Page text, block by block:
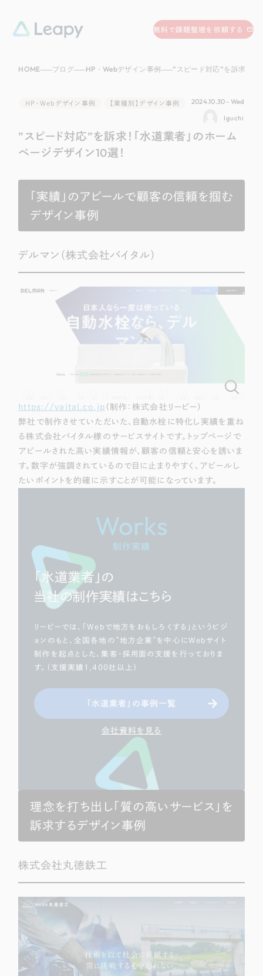
マーケティングDX支援
Webサイト制作
コーポレートサイト制作
ECサイト制作
ブランドサイト制作
リープ・プロジェクト ／マーケティング代行
SEO対策によるアクセス獲得、反響獲得などの"Webマーケティング"から、
ライン領域のマーケティングまでまるっと代行
リープ・リクルーティング
求人票作成・面接など各種業務代行、採用の仕組み作り支援
完全成功報酬型のスカウト型ハイクラス人材紹介（岐阜・愛知）
日報ツールで案件ごとの営業利益をリアルタイムに可視化
制作実績
会社概要
お役立ち情報
無料で課題整理を依頼する
無料で課題整理を依頼する
058-215-0066
無料で課題整理を依頼する
資料請求する
Web Produce
コーポレートサイト制作
採用サイト制作
ECサイト制作
ブランドサイト制作
すべて （624件）
コーポレート・企業サイト （278件）
ブランドサイト・サービスサイト （85件）
求人・採用サイト （61件）
ECサイト（オンラインショップ）
LP（ランディングページ） （28件）
キャンペーン・プロモーションサイト
ブランディング（ロゴ・印刷物）
その他
お客様インタビュー
Outsourcing
アウトソーシング（代行支援）
リープ・プロジェクト
「反響強化」を目的としたマーケティング代行
リープ・リクルーティング
「採用強化」を目的とした採用業務代行
Company
会社情報
プライバシーポリシー 情報セキュリティ方針
ウェブアクセシビリティ方針
HOME ブログ HP・Webデザイン事例 ”スピード対応”を訴求！「水道業者」の
HP・Webデザイン事例 【業種別】デザイン事例 2024.10.30 - Wed
Iguchi
”スピード対応”を訴求！「水道業者」のホーム
ページデザイン10選！
「実績」のアピールで顧客の信頼を掴む
デザイン事例
デルマン（株式会社バイタル）
https://vaital.co.jp （制作：株式会社リーピー）
弊社で制作させていただいた、自動水栓に特化し実績を重ね
る株式会社バイタル様のサービスサイトです。トップページで
アピールされた高い実績情報が、顧客の信頼と安心を誘いま
す。数字が強調されているので目に止まりやすく、アピールし
たいポイントを的確に示すことが可能になっています。
Works
制作実績
「水道業者」の
当社の制作実績はこちら
リーピーでは、「Webで地方をおもしろくする」というビジ
ョンのもと、全国各地の”地方企業”を中心にWebサイト
制作を起点とした、集客・採用面の支援を行っておりま
す。（支援実績1,400社以上）
「水道業者」の事例一覧
会社資料を見る
理念を打ち出し「質の高いサービス」を
訴求するデザイン事例
株式会社丸徳鉄工